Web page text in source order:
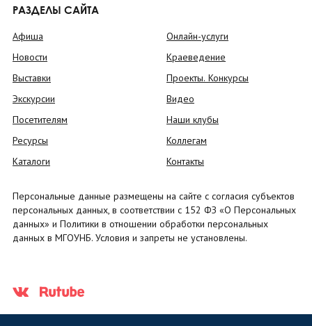
РАЗДЕЛЫ САЙТА
Афиша
Новости
Выставки
Экскурсии
Посетителям
Ресурсы
Каталоги
Онлайн-услуги
Краеведение
Проекты. Конкурсы
Видео
Наши клубы
Коллегам
Контакты
Персональные данные размещены на сайте с согласия субъектов
персональных данных, в соответствии с 152 ФЗ «О Персональных
данных» и Политики в отношении обработки персональных
данных в МГОУНБ. Условия и запреты не установлены.